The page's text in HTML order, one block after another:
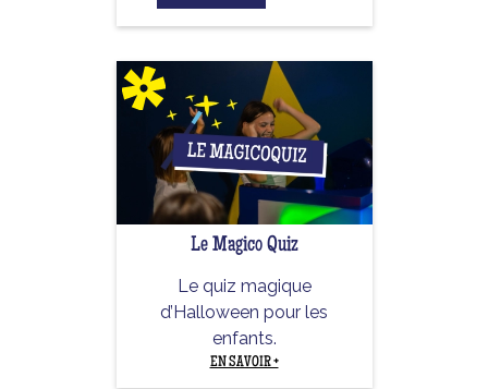
Le Magico Quiz
Le quiz magique
d’Halloween pour les
enfants.
EN SAVOIR +